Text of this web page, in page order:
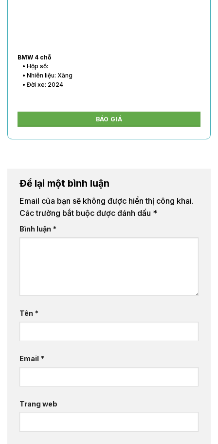
BMW 4 chỗ
• Hộp số:
• Nhiên liệu: Xăng
• Đời xe: 2024
BÁO GIÁ
Để lại một bình luận
Email của bạn sẽ không được hiển thị công khai.
Các trường bắt buộc được đánh dấu *
Bình luận *
Tên *
Email *
Trang web